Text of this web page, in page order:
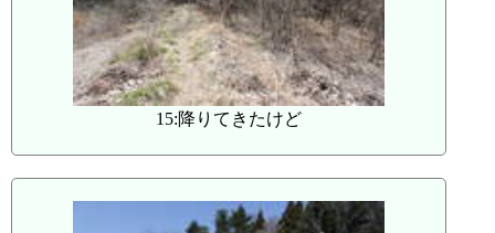
15:降りてきたけど